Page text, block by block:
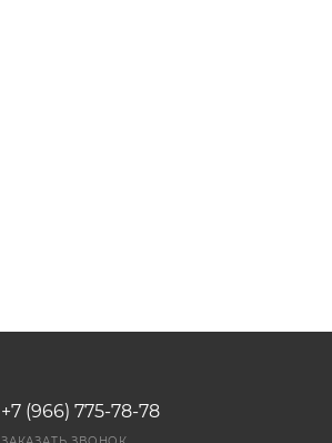
+7 (966) 775-78-78